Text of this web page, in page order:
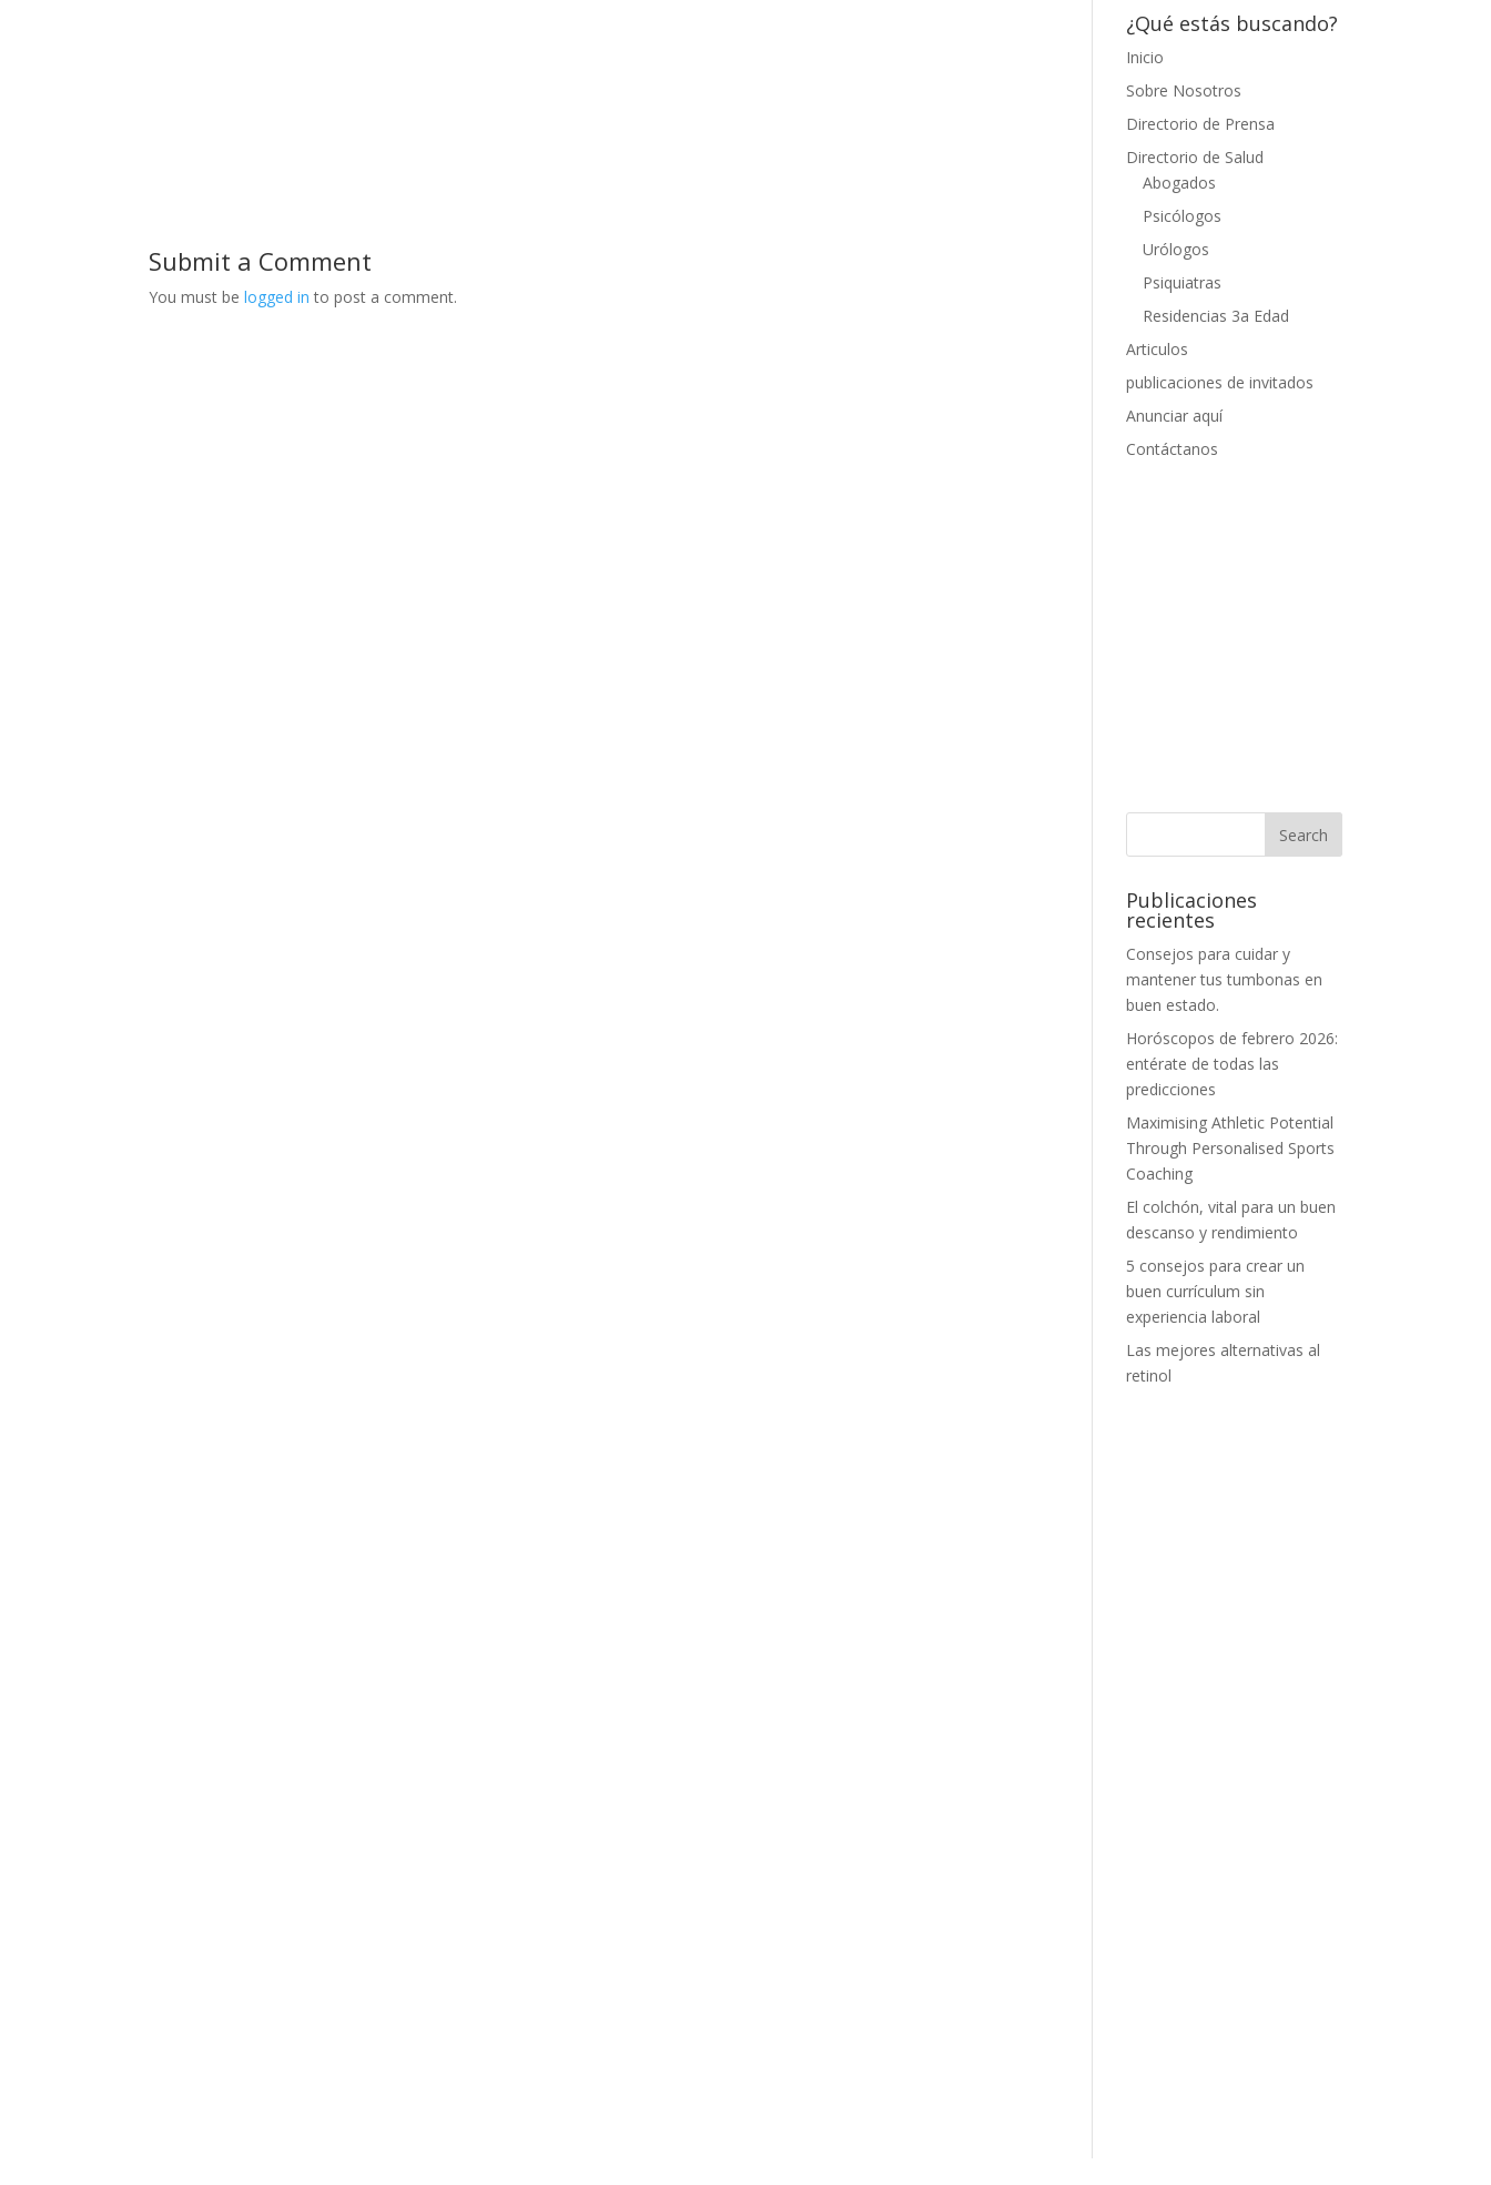
Submit a Comment
You must belogged in to post a comment.
¿Qué estás buscando?
Inicio
Sobre Nosotros
Directorio de Prensa
Directorio de Salud
Abogados
Psicólogos
Urólogos
Psiquiatras
Residencias 3a Edad
Articulos
publicaciones de invitados
Anunciar aquí
Contáctanos
Publicaciones
recientes
Consejos para cuidar y
mantener tus tumbonas en
buen estado.
Horóscopos de febrero 2026:
entérate de todas las
predicciones
Maximising Athletic Potential
Through Personalised Sports
Coaching
El colchón, vital para un buen
descanso y rendimiento
5 consejos para crear un
buen currículum sin
experiencia laboral
Las mejores alternativas al
retinol